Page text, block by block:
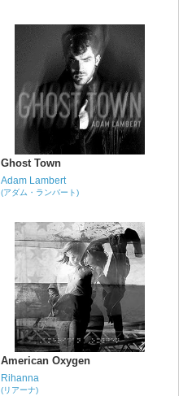
Ghost Town
Adam Lambert
(アダム・ランバート)
American Oxygen
Rihanna
(リアーナ)